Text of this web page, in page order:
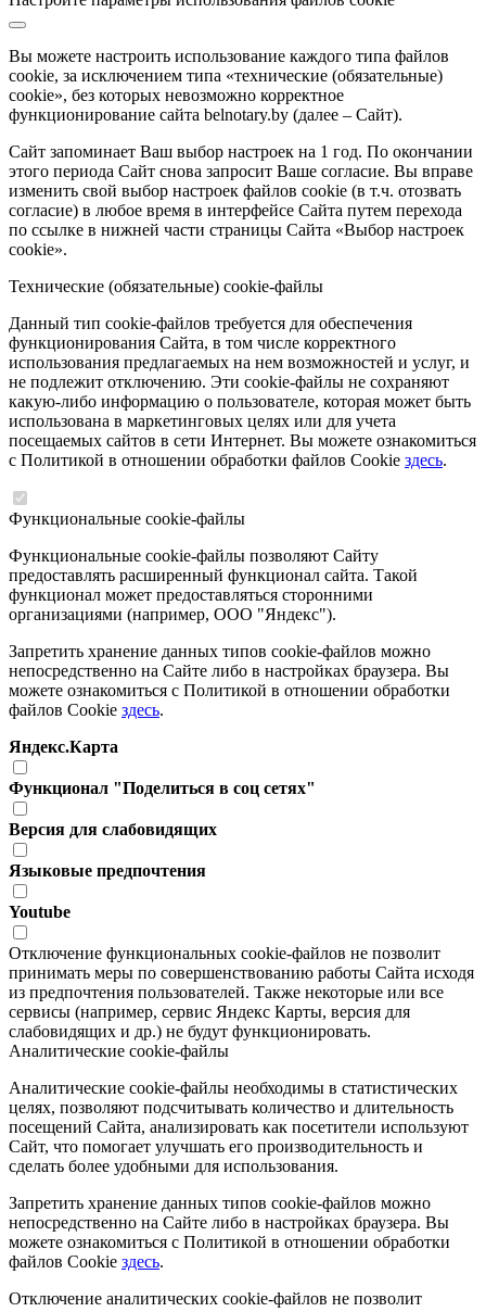
Вы можете настроить использование каждого типа файлов
cookie, за исключением типа «технические (обязательные)
cookie», без которых невозможно корректное
функционирование сайта belnotary.by (далее – Сайт).
Сайт запоминает Ваш выбор настроек на 1 год. По окончании
этого периода Сайт снова запросит Ваше согласие. Вы вправе
изменить свой выбор настроек файлов cookie (в т.ч. отозвать
согласие) в любое время в интерфейсе Сайта путем перехода
по ссылке в нижней части страницы Сайта «Выбор настроек
cookie».
Технические (обязательные) cookie-файлы
Данный тип cookie-файлов требуется для обеспечения
функционирования Сайта, в том числе корректного
использования предлагаемых на нем возможностей и услуг, и
не подлежит отключению. Эти cookie-файлы не сохраняют
какую-либо информацию о пользователе, которая может быть
использована в маркетинговых целях или для учета
посещаемых сайтов в сети Интернет. Вы можете ознакомиться
с Политикой в отношении обработки файлов Cookie здесь.
Функциональные cookie-файлы
Функциональные cookie-файлы позволяют Сайту
предоставлять расширенный функционал сайта. Такой
функционал может предоставляться сторонними
организациями (например, ООО "Яндекс").
Запретить хранение данных типов cookie-файлов можно
непосредственно на Сайте либо в настройках браузера. Вы
можете ознакомиться с Политикой в отношении обработки
файлов Cookie здесь.
Яндекс.Карта
Функционал "Поделиться в соц сетях"
Версия для слабовидящих
Языковые предпочтения
Youtube
Отключение функциональных cookie-файлов не позволит
принимать меры по совершенствованию работы Сайта исходя
из предпочтения пользователей. Также некоторые или все
сервисы (например, сервис Яндекс Карты, версия для
слабовидящих и др.) не будут функционировать.
Аналитические cookie-файлы
Аналитические cookie-файлы необходимы в статистических
целях, позволяют подсчитывать количество и длительность
посещений Сайта, анализировать как посетители используют
Сайт, что помогает улучшать его производительность и
сделать более удобными для использования.
Запретить хранение данных типов cookie-файлов можно
непосредственно на Сайте либо в настройках браузера. Вы
можете ознакомиться с Политикой в отношении обработки
файлов Cookie здесь.
Отключение аналитических cookie-файлов не позволит